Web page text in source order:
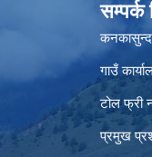
सम्पर्क
गाउँ
टोल
प्रमुख